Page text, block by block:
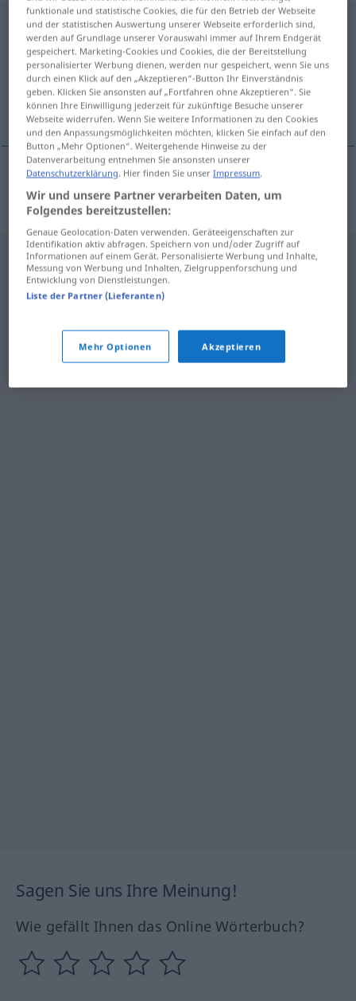
Probenummerf < Probenummer;-n>
Übersicht aller Übersetzungen
(Für mehr Details die Übersetzung anklicken/antippen)
probni primjerak
probni primjerak Probenummereiner Zeitschrift
Sagen Sie uns Ihre Meinung!
Wie gefällt Ihnen das Online Wörterbuch?
funktionale und statistische Cookies, die für den Betrieb der Webseite
und der statistischen Auswertung unserer Webseite erforderlich sind,
werden auf Grundlage unserer Vorauswahl immer auf Ihrem Endgerät
gespeichert. Marketing-Cookies und Cookies, die der Bereitstellung
personalisierter Werbung dienen, werden nur gespeichert, wenn Sie uns
durch einen Klick auf den „Akzeptieren“-Button Ihr Einverständnis
geben. Klicken Sie ansonsten auf „Fortfahren ohne Akzeptieren“. Sie
können Ihre Einwilligung jederzeit für zukünftige Besuche unserer
Webseite widerrufen. Wenn Sie weitere Informationen zu den Cookies
und den Anpassungsmöglichkeiten möchten, klicken Sie einfach auf den
Button „Mehr Optionen“. Weitergehende Hinweise zu der
Datenverarbeitung entnehmen Sie ansonsten unserer
Datenschutzerklärung. Hier finden Sie unserImpressum.
Wir und unsere Partner verarbeiten Daten, um
Folgendes bereitzustellen:
Genaue Geolocation-Daten verwenden. Geräteeigenschaften zur
Identifikation aktiv abfragen. Speichern von und/oder Zugriff auf
Informationen auf einem Gerät. Personalisierte Werbung und Inhalte,
Messung von Werbung und Inhalten, Zielgruppenforschung und
Entwicklung von Dienstleistungen.
Liste der Partner (Lieferanten)
Mehr Optionen Akzeptieren